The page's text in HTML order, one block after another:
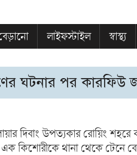
লাইফস্টাইল স্বাস্থ্য
ঘটনার পর কারফিউ
দিবাং উপত্যকার রোয়িং শহরে
কিশোরীকে থানা থেকে টেনে